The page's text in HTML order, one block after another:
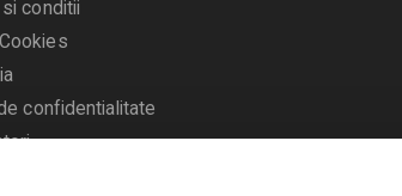
conditii
confidentialitate